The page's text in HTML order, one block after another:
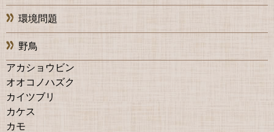
環境問題
野鳥
アカショウビン
オオコノハズク
カイツブリ
カケス
カモ